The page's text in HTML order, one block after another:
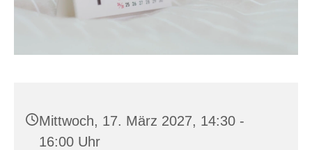
Mittwoch, 17. März 2027, 14:30 -
16:00 Uhr